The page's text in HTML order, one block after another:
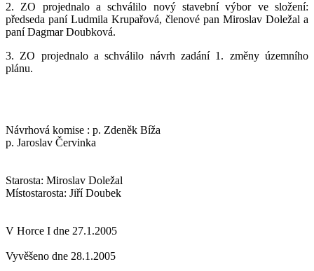
2. ZO projednalo a schválilo nový stavební výbor ve složení:
předseda paní Ludmila Krupařová, členové pan Miroslav Doležal a
paní Dagmar Doubková.
3. ZO projednalo a schválilo návrh zadání 1. změny územního
plánu.
Návrhová komise : p. Zdeněk Bíža
p. Jaroslav Červinka
Starosta: Miroslav Doležal
Místostarosta: Jiří Doubek
V Horce I dne 27.1.2005
Vyvěšeno dne 28.1.2005